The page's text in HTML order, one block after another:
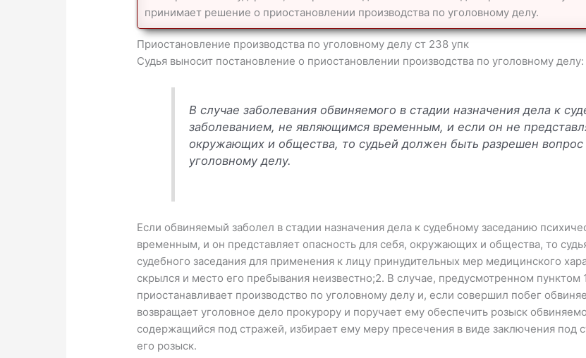
принимает решение о приостановлении производства по уголовному делу.
Приостановление производства по уголовному делу ст 238 упк
Судья выносит постановление о приостановлении производства по уголовному делу:
В случае заболевания обвиняемого в стадии назначения дела к
заболеванием, не являющимся временным, и если он не
окружающих и общества, то судьей должен быть разрешен
уголовному делу.
Если обвиняемый заболел в стадии назначения дела к судебному заседанию
временным, и он представляет опасность для себя, окружающих и общества, то
судебного заседания для применения к лицу принудительных мер медицинского
скрылся и место его пребывания неизвестно;2. В случае, предусмотренном пунктом
приостанавливает производство по уголовному делу и, если совершил побег
возвращает уголовное дело прокурору и поручает ему обеспечить розыск
содержащийся под стражей, избирает ему меру пресечения в виде заключения под
его розыск.